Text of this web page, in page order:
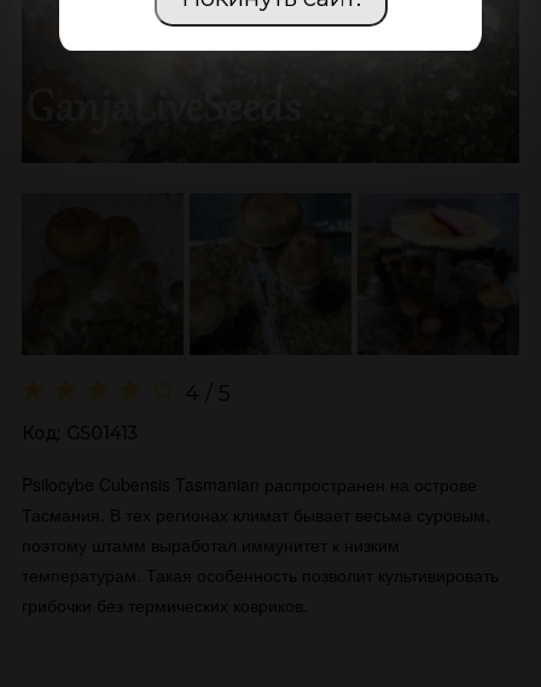
4 / 5
Psilocybe Cubensis Tasmanian распространен на острове
Тасмания. В тех регионах климат бывает весьма суровым,
поэтому штамм выработал иммунитет к низким
температурам. Такая особенность позволит культивировать
грибочки без термических ковриков.